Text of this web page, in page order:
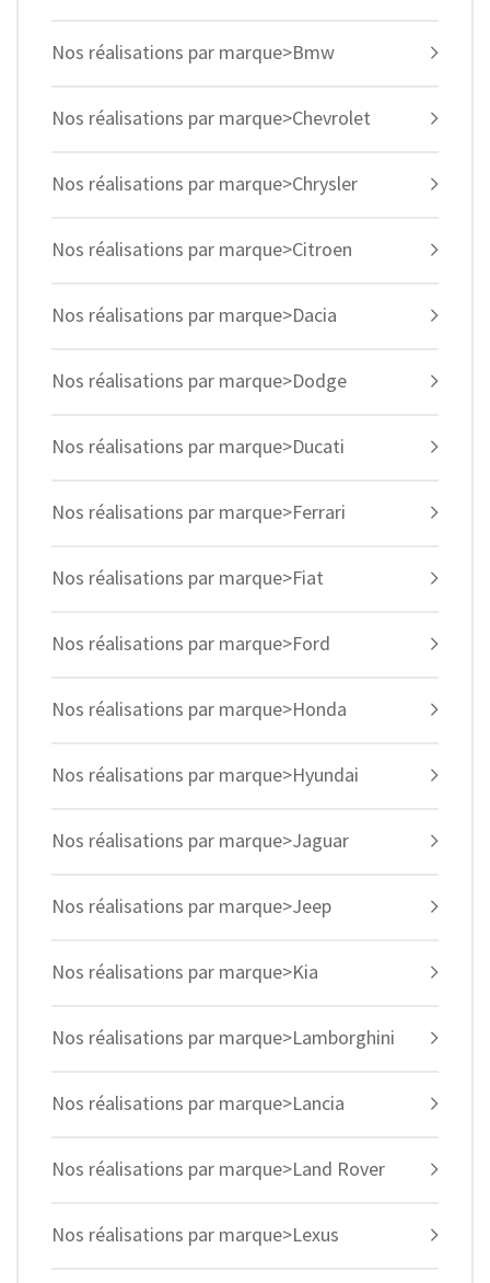
Nos réalisations par marque>Bmw
Nos réalisations par marque>Chevrolet
Nos réalisations par marque>Chrysler
Nos réalisations par marque>Citroen
Nos réalisations par marque>Dacia
Nos réalisations par marque>Dodge
Nos réalisations par marque>Ducati
Nos réalisations par marque>Ferrari
Nos réalisations par marque>Fiat
Nos réalisations par marque>Ford
Nos réalisations par marque>Honda
Nos réalisations par marque>Hyundai
Nos réalisations par marque>Jaguar
Nos réalisations par marque>Jeep
Nos réalisations par marque>Kia
Nos réalisations par marque>Lamborghini
Nos réalisations par marque>Lancia
Nos réalisations par marque>Land Rover
Nos réalisations par marque>Lexus